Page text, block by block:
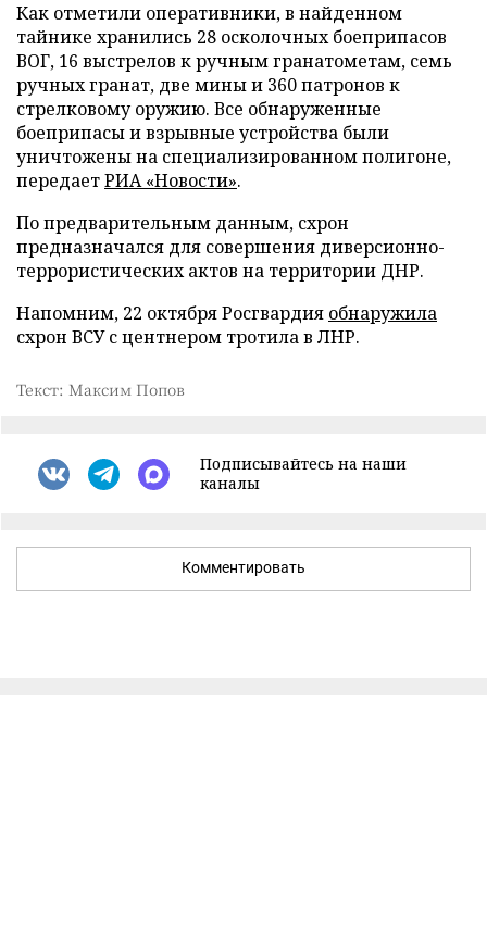
Как отметили оперативники, в найденном
тайнике хранились 28 осколочных боеприпасов
ВОГ, 16 выстрелов к ручным гранатометам, семь
ручных гранат, две мины и 360 патронов к
стрелковому оружию. Все обнаруженные
боеприпасы и взрывные устройства были
уничтожены на специализированном полигоне,
передаетРИА «Новости».
По предварительным данным, схрон
предназначался для совершения диверсионно-
террористических актов на территории ДНР.
Напомним, 22 октября Росгвардия обнаружила
схрон ВСУ с центнером тротила в ЛНР.
Текст: Максим Попов
Подписывайтесь на наши
каналы
Комментировать